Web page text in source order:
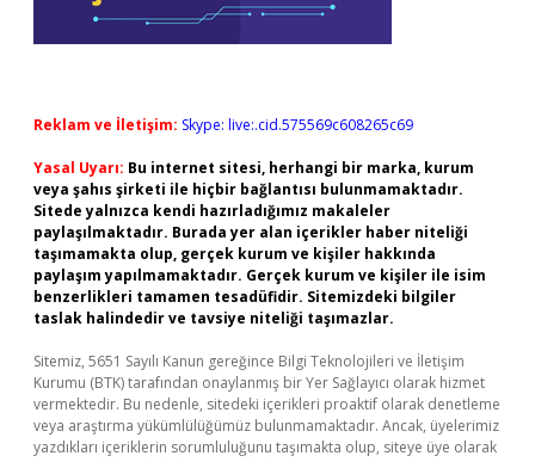
Reklam ve İletişim: Skype: live:.cid.575569c608265c69
Yasal Uyarı: Bu internet sitesi, herhangi bir marka, kurum
veya şahıs şirketi ile hiçbir bağlantısı bulunmamaktadır.
Sitede yalnızca kendi hazırladığımız makaleler
paylaşılmaktadır. Burada yer alan içerikler haber niteliği
taşımamakta olup, gerçek kurum ve kişiler hakkında
paylaşım yapılmamaktadır. Gerçek kurum ve kişiler ile isim
benzerlikleri tamamen tesadüfidir. Sitemizdeki bilgiler
taslak halindedir ve tavsiye niteliği taşımazlar.
Sitemiz, 5651 Sayılı Kanun gereğince Bilgi Teknolojileri ve İletişim
Kurumu (BTK) tarafından onaylanmış bir Yer Sağlayıcı olarak hizmet
vermektedir. Bu nedenle, sitedeki içerikleri proaktif olarak denetleme
veya araştırma yükümlülüğümüz bulunmamaktadır. Ancak, üyelerimiz
yazdıkları içeriklerin sorumluluğunu taşımakta olup, siteye üye olarak